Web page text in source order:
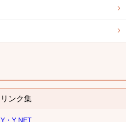
リンク集
Y・Y NET